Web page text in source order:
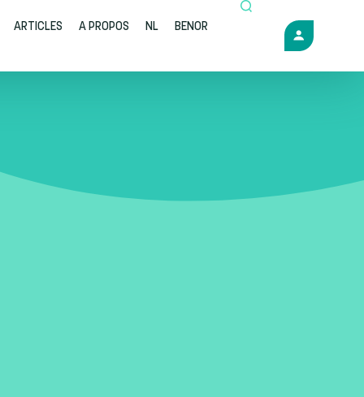
ARTICLES A PROPOS NL BENOR